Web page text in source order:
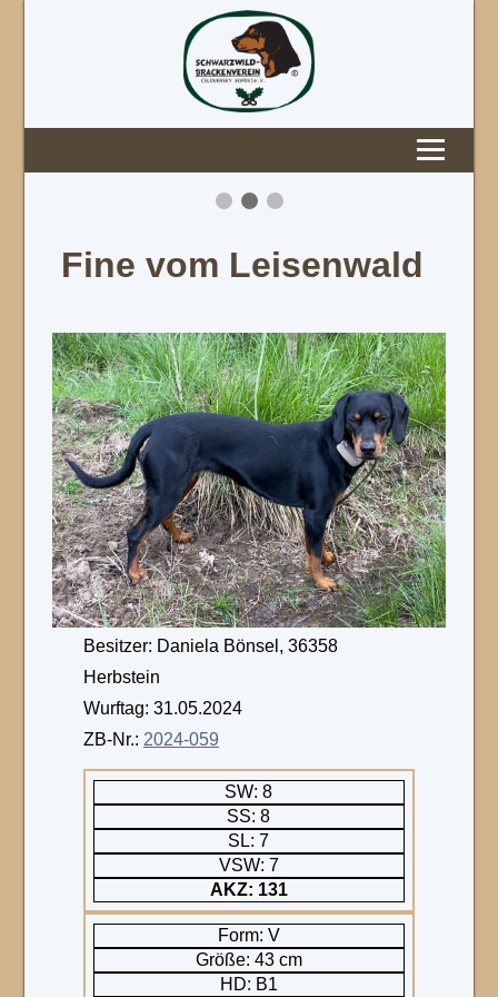
Fine vom Leisenwald
Besitzer: Daniela Bönsel, 36358
Herbstein
Wurftag: 31.05.2024
ZB-Nr.: 2024-059
SW: 8
SS: 8
SL: 7
VSW: 7
AKZ: 131
Form: V
Größe: 43 cm
HD: B1